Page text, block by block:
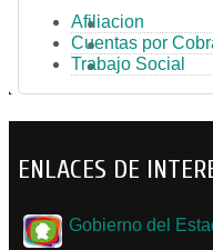
Afiliacion
Cuentas por
Trabajo Social
ENLACES DE
Gobierno del